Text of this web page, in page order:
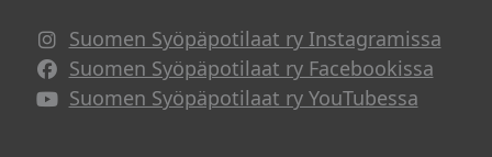
Suomen Syöpäpotilaat ry Instagramissa
Suomen Syöpäpotilaat ry Facebookissa
Suomen Syöpäpotilaat ry YouTubessa